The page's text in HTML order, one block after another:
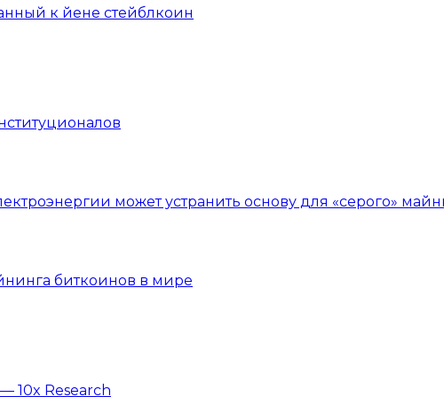
к йене стейблкоин
может устранить основу для «серого»
биткоинов в мире
10x Research